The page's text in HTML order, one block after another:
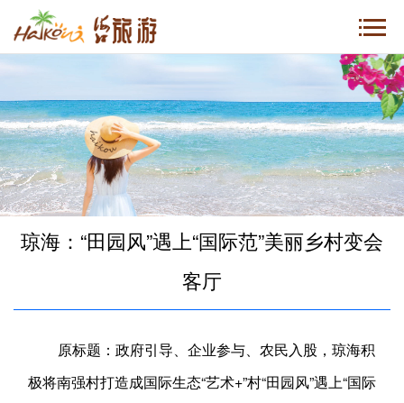
琼海：“田园风”遇上“国际范”美丽乡村变会
客厅
原标题：政府引导、企业参与、农民入股，琼海积
极将南强村打造成国际生态“艺术+”村“田园风”遇上“国际